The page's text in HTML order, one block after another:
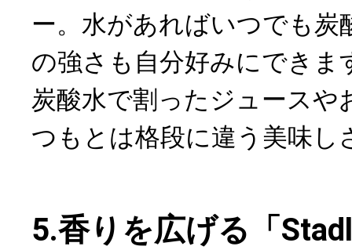
ー。水があればいつでも炭
の強さも自分好みにできま
炭酸水で割ったジュースや
つもとは格段に違う美味し
5.香りを広げる「